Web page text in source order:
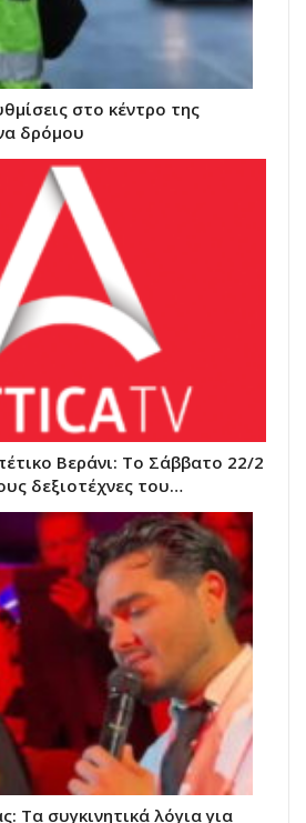
στο κέντρο της
δρόμου
Βεράνι: Το Σάββατο 22/2
δεξιοτέχνες του…
Τα συγκινητικά λόγια για